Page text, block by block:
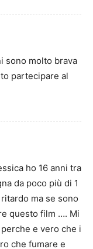
sono molto brava
partecipare al
ho 16 anni tra
da poco più di 1
ma se sono
questo film …. Mi
e vero che i
che fumare e